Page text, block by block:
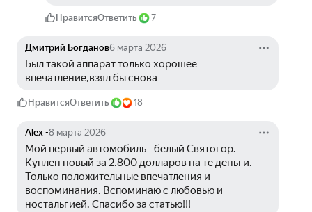
НравитсяОтветить 7
Дмитрий Богданов6 марта 2026
Был такой аппарат только хорошее
впечатление,взял бы снова
НравитсяОтветить 18
Alex -8 марта 2026
Мой первый автомобиль - белый Святогор.
Куплен новый за 2.800 долларов на те деньги.
Только положительные впечатления и
воспоминания. Вспоминаю с любовью и
ностальгией. Спасибо за статью!!!